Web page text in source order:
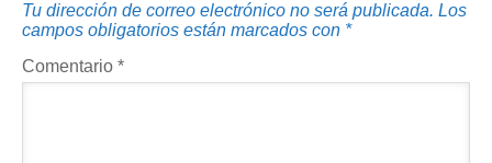
Tu dirección de correo electrónico no será publicada. Los
campos obligatorios están marcados con *
Comentario *